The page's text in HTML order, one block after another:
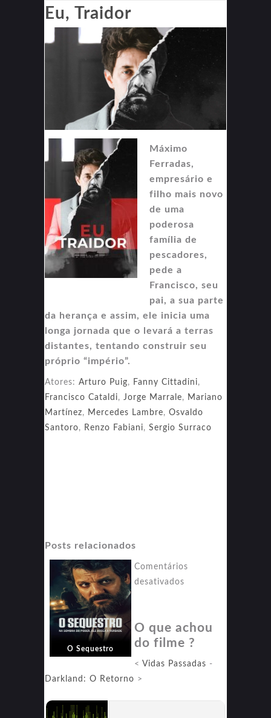
Eu, Traidor
Máximo
Ferradas,
empresário e
filho mais novo
de uma
poderosa
família de
pescadores,
pede a
Francisco, seu
pai, a sua parte
da herança e assim, ele inicia uma
longa jornada que o levará a terras
distantes, tentando construir seu
próprio “império”.
Atores: Arturo Puig, Fanny Cittadini,
Francisco Cataldi, Jorge Marrale, Mariano
Martínez, Mercedes Lambre, Osvaldo
Santoro, Renzo Fabiani, Sergio Surraco
Posts relacionados
O Sequestro
Comentários
desativados
O que achou
do filme ?
< Vidas Passadas -
Darkland: O Retorno >